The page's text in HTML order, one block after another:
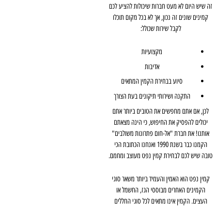
זה שיש היום לא מעט חברות שיכולות להציע לכם
קמינים שונים זה נכון, אך לא בכל מקום תוכלו
לקבל שירות שכולל:
מקצועיות
אדיבות
סיוע בבחירת הקמין המתאים
התקנה ושירותי תיקונים בעת הצורך
לכן, אם אתם מחפשים את הטובים ביותר אתם
יכולים להפסיק את החיפוש, כי הינה מצאתם
אותנו! את חברת "אל-חום פתרונות משולבים"
הקמנו כבר בשנת 1990 ואנחנו הכתובת הכי
טובה שיש לכם לבחירת קמין נפט מעוצב ומחמם.
קמין נפט הוא האמין והעמיד ביותר משאר סוגי
הקמינים האחרים מבוססי הגז, החשמל או
העצים. הקמין אינו מתאים לכל סוגי החללים